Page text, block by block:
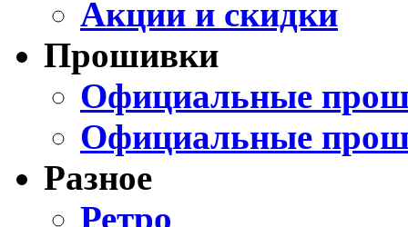
Акции и скидки
Прошивки
Официальные
Официальные
Разное
Ретро